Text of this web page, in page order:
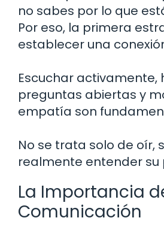
no sabes por lo que
Por eso, la primera
establecer una
Escuchar activamente,
preguntas abiertas y
empatía son
No se trata solo de oír,
realmente entender su
La Importancia
Comunicación